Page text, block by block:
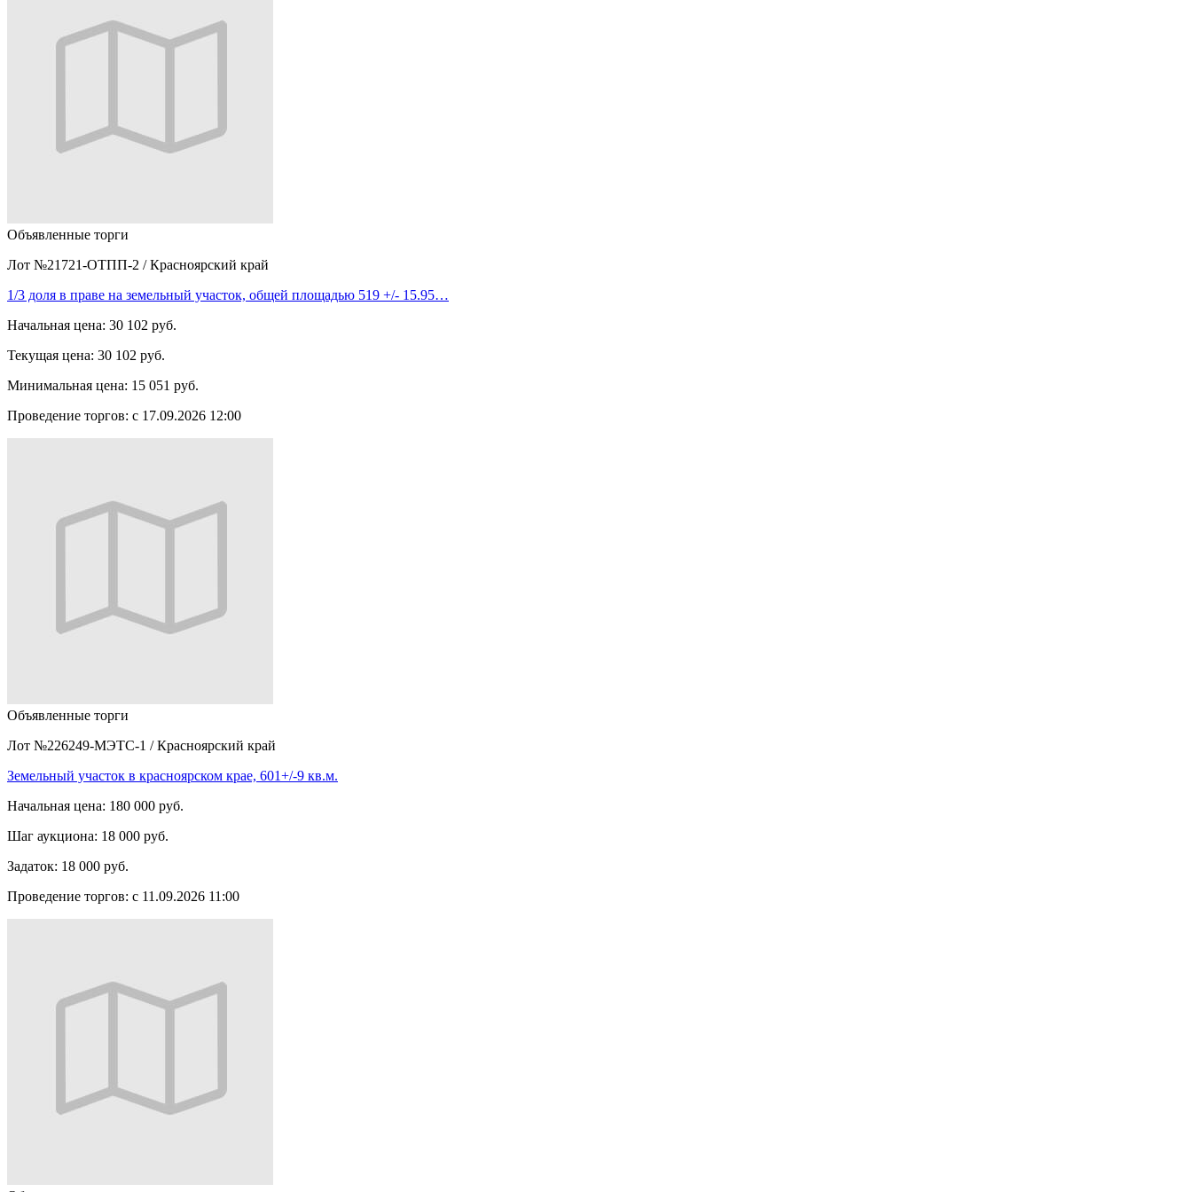
Объявленные торги
Лот №21721-ОТПП-2 / Красноярский край
1/3 доля в праве на земельный участок, общей площадью 519 +/- 15.95…
Начальная цена: 30 102 руб.
Текущая цена: 30 102 руб.
Минимальная цена: 15 051 руб.
Проведение торгов: с 17.09.2026 12:00
Объявленные торги
Лот №226249-МЭТС-1 / Красноярский край
Земельный участок в красноярском крае, 601+/-9 кв.м.
Начальная цена: 180 000 руб.
Шаг аукциона: 18 000 руб.
Задаток: 18 000 руб.
Проведение торгов: с 11.09.2026 11:00